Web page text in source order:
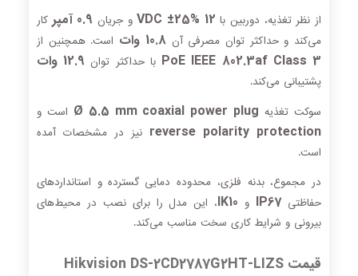
از نظر تغذیه، دوربین با 12 VDC ±25% و جریان 0.9 آمپر
کار
می‌کند و حداکثر توان مصرفی آن10.8 وات است. همچنین از
PoE IEEE 802.3af Class 3 با حداکثر توان 12.9 وات
پشتیبانی می‌کند.
سوکت تغذیه Ø 5.5 mm coaxial power plug است و
reverse polarity protection نیز در مشخصات آمده
است.
در مجموع، بدنه فلزی، محدوده دمایی گسترده و استانداردهای
حفاظتیIP67 و IK10، این مدل را برای نصب در محیط‌های
بیرونی و شرایط کاری سخت مناسب می‌کند.
قیمت Hikvision DS-2CD2787G2HT-LIZS